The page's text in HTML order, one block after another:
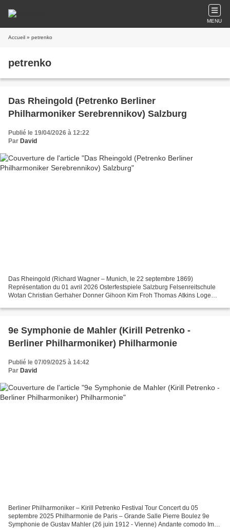
MENU
Accueil » petrenko
petrenko
Das Rheingold (Petrenko Berliner
Philharmoniker Serebrennikov) Salzburg
Publié le 19/04/2026 à 12:22
Par David
Das Rheingold (Richard Wagner – Munich, le 22 septembre 1869)
Représentation du 01 avril 2026 Osterfestspiele Salzburg Felsenreitschule
Wotan Christian Gerhaher Donner Gihoon Kim Froh Thomas Atkins Loge
9e Symphonie de Mahler (Kirill Petrenko -
Berliner Philharmoniker) Philharmonie
Publié le 07/09/2025 à 14:42
Par David
Berliner Philharmoniker – Kirill Petrenko Festival Tour Concert du 05
septembre 2025 Philharmonie de Paris – Grande Salle Pierre Boulez 9e
Symphonie de Gustav Mahler (26 juin 1912 - Vienne) Andante comodo Im